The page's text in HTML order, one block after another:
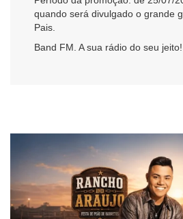
quando será divulgado o grande
Pais.
Band FM. A sua rádio do seu jeito!